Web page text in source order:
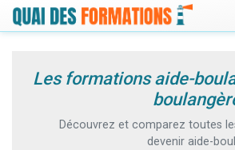
Les formations aide-
Découvrez et comparez toutes
devenir aide-